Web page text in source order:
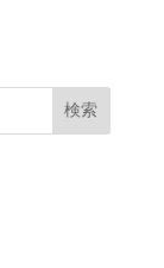
検索